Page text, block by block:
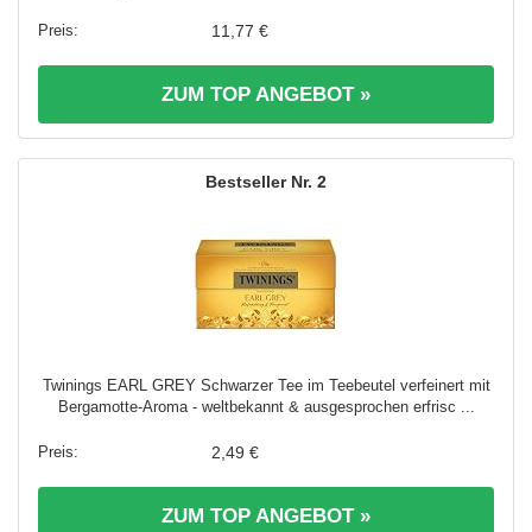
11,77 €
ZUM TOP ANGEBOT »
2
Twinings EARL GREY Schwarzer Tee im Teebeutel verfeinert mit
Bergamotte-Aroma - weltbekannt & ausgesprochen erfrisc ...
2,49 €
ZUM TOP ANGEBOT »